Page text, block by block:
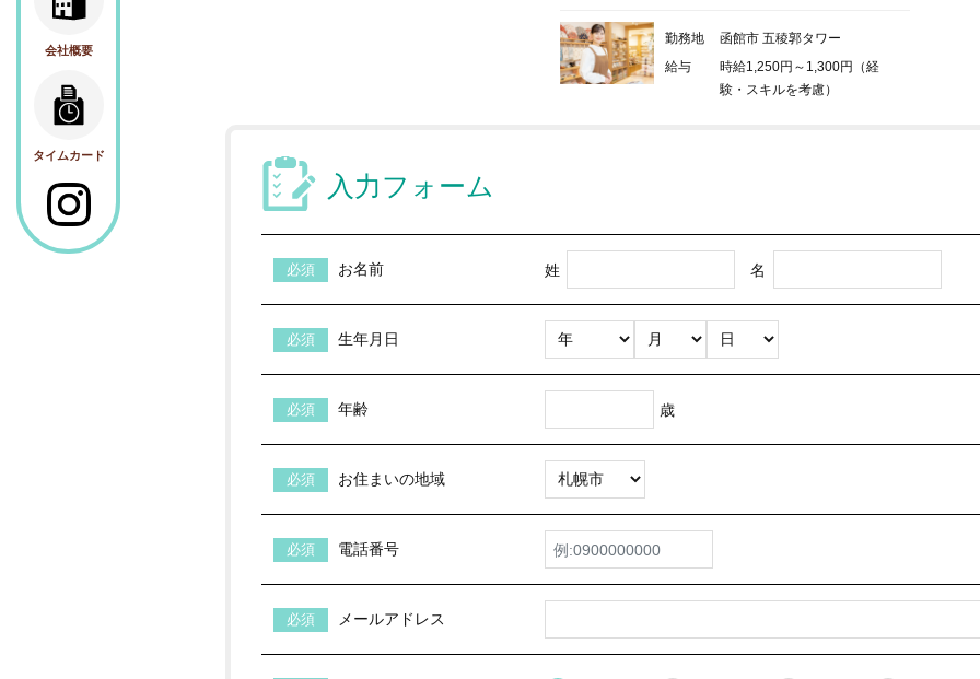
会社概要
タイムカード
勤務地
函館市 五稜郭タワー
給与
時給1,250円～1,300円（経
験・スキルを考慮）
入力フォーム
お名前 姓 名
生年月日
年齢 歳
お住まいの地域
電話番号
メールアドレス